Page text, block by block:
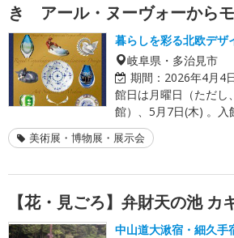
き アール・ヌーヴォーから
暮らしを彩る北欧デザ
岐阜県・多治見市
期間： 2026年4月4
館日は月曜日（ただし
館）、5月7日(木) 。入
美術展・博物展・展示会
【花・見ごろ】弁財天の池 カ
中山道大湫宿・細久手